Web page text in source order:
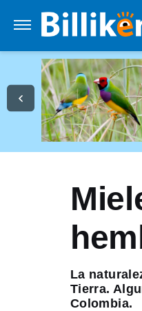
La
Tierra.
Colombia.